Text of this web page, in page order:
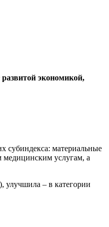
экономикой,
субиндекса: материальные
медицинским услугам, а
улучшила – в категории